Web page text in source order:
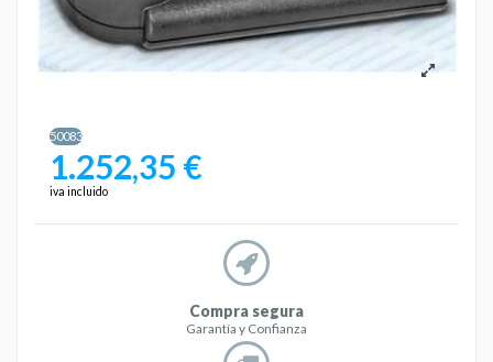
50083
1.252,35 €
iva incluido
Compra segura
Garantía y Confianza